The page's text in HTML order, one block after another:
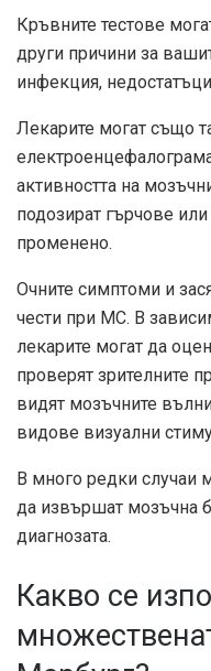
Кръвните тестове
други причини за
инфекция,
Лекарите могат също
активността на
подозират гърчове
променено.
Очните симптоми и
чести при МС. В
лекарите могат да
проверят зрителните
видят мозъчните
видове визуални
В много редки случаи
да извършат мозъчна
диагнозата.
Какво се